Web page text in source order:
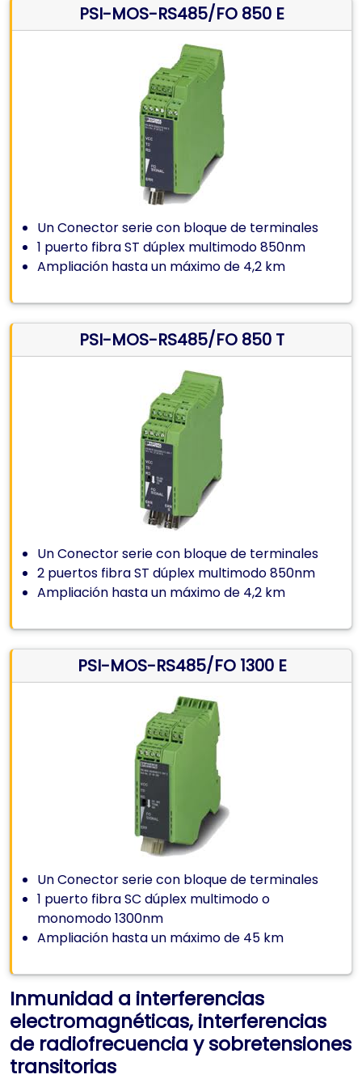
PSI-MOS-RS485/FO 850 E
Un Conector serie con bloque de terminales
1 puerto fibra ST dúplex multimodo 850nm
Ampliación hasta un máximo de 4,2 km
PSI-MOS-RS485/FO 850 T
Un Conector serie con bloque de terminales
2 puertos fibra ST dúplex multimodo 850nm
Ampliación hasta un máximo de 4,2 km
PSI-MOS-RS485/FO 1300 E
Un Conector serie con bloque de terminales
1 puerto fibra SC dúplex multimodo o
monomodo 1300nm
Ampliación hasta un máximo de 45 km
Inmunidad a interferencias
electromagnéticas, interferencias
de radiofrecuencia y sobretensiones
transitorias